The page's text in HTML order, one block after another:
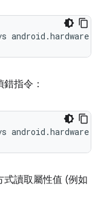
指令：
式讀取屬性值 (例如